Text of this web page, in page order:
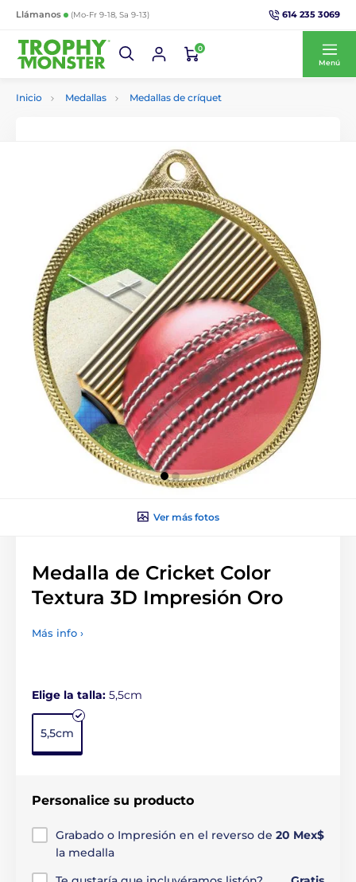
Llámanos (Mo-Fr 9-18, Sa 9-13) 614 235 3069
0
Menú
Inicio Medallas Medallas de críquet
Ver más fotos
Medalla de Cricket Color
Textura 3D Impresión Oro
Más info ›
Elige la talla: 5,5cm
5,5cm
Personalice su producto
Grabado o Impresión en el reverso de
la medalla
20 Mex$